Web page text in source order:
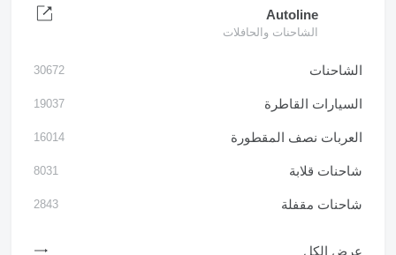
Autoline
الشاحنات والحافلات
الشاحنات 30672
السيارات القاطرة 19037
العربات نصف المقطورة 16014
شاحنات قلابة 8031
شاحنات مقفلة 2843
عرض الكل